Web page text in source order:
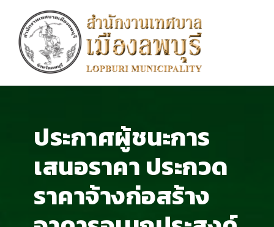
ประกาศผู้ชนะการ
เสนอราคา ประกวด
ราคาจ้างก่อสร้าง